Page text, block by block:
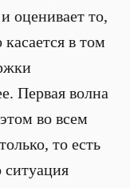
оценивает то,
касается в том
Первая волна
во всем
то есть